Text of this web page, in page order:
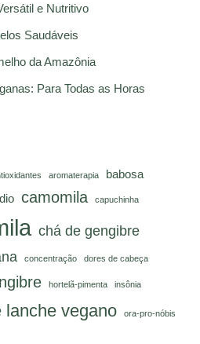
e Nutritivo
Saudáveis
da Amazônia
Para Todas as Horas
aromaterapia babosa
camomila capuchinha
chá de gengibre
concentração dores de cabeça
hortelã-pimenta insônia
lanche vegano ora-pro-nóbis